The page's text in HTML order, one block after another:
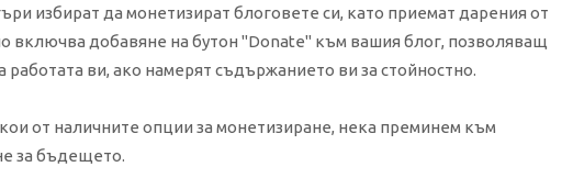
избират да монетизират блоговете си, като приемат дарения от
включва добавяне на бутон "Donate" към вашия блог, позволяващ
работата ви, ако намерят съдържанието ви за стойностно.
от наличните опции за монетизиране, нека преминем към
за бъдещето.